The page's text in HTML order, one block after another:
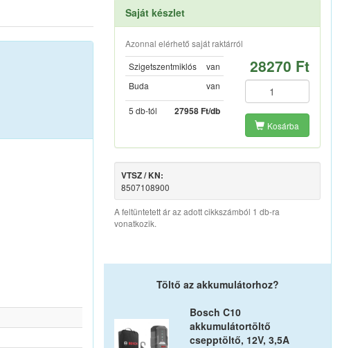
Saját készlet
Azonnal elérhető saját raktárról
Szigetszentmiklós
van
Buda
van
5 db-tól 27958 Ft/db
28270 Ft
Kosárba
VTSZ / KN:
8507108900
A feltüntetett ár az adott cikkszámból 1 db-ra
vonatkozik.
Töltő az akkumulátorhoz?
Bosch C10
akkumulátortöltő
csepptöltő, 12V, 3,5A